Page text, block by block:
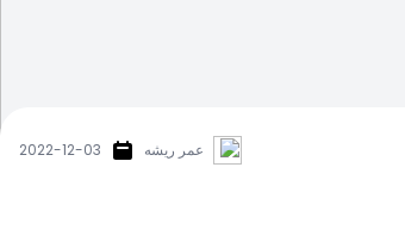
عمر ريشه 2022-12-03